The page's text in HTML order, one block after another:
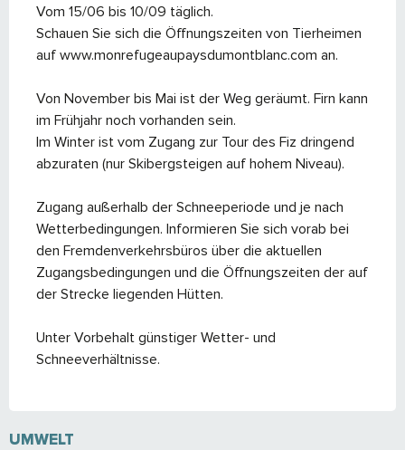
Vom 15/06 bis 10/09 täglich.
Schauen Sie sich die Öffnungszeiten von Tierheimen
auf www.monrefugeaupaysdumontblanc.com an.
Von November bis Mai ist der Weg geräumt. Firn kann
im Frühjahr noch vorhanden sein.
Im Winter ist vom Zugang zur Tour des Fiz dringend
abzuraten (nur Skibergsteigen auf hohem Niveau).
Zugang außerhalb der Schneeperiode und je nach
Wetterbedingungen. Informieren Sie sich vorab bei
den Fremdenverkehrsbüros über die aktuellen
Zugangsbedingungen und die Öffnungszeiten der auf
der Strecke liegenden Hütten.
Unter Vorbehalt günstiger Wetter- und
Schneeverhältnisse.
UMWELT